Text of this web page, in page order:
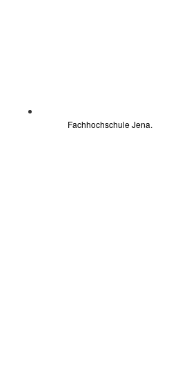
Fachhochschule Jena.